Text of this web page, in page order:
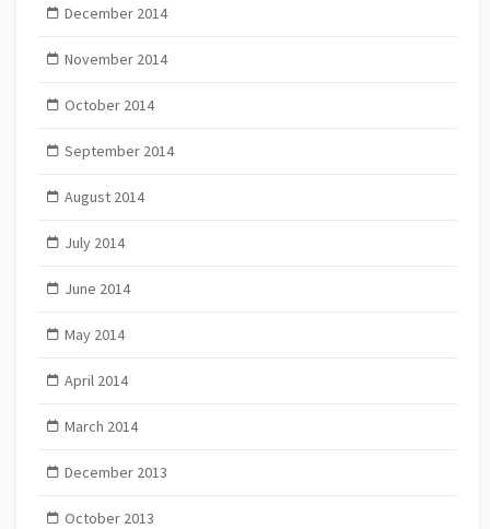
December 2014
November 2014
October 2014
September 2014
August 2014
July 2014
June 2014
May 2014
April 2014
March 2014
December 2013
October 2013